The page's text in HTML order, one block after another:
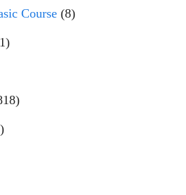
Course (8)